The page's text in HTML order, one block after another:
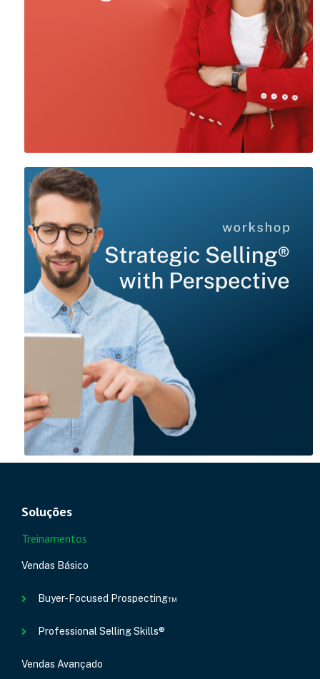
Soluções
Treinamentos
Vendas Básico
Buyer-Focused Prospecting™
Professional Selling Skills®
Vendas Avançado